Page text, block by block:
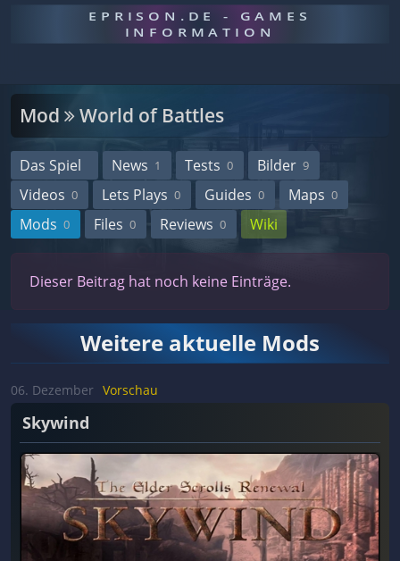
EPRISON.DE - GAMES
INFORMATION
Mod World of Battles
Das Spiel News 1 Tests 0 Bilder 9
Videos 0 Lets Plays 0 Guides 0 Maps 0
Mods 0 Files 0 Reviews 0 Wiki
Dieser Beitrag hat noch keine Einträge.
Weitere aktuelle Mods
06. Dezember Vorschau
Skywind